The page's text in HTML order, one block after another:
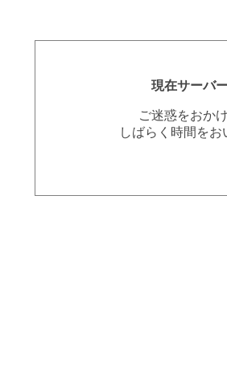
現在サーバ
ご迷惑をおか
しばらく時間を